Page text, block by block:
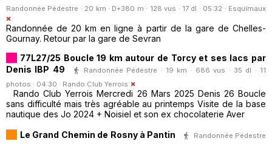
Randonnée Pédestre · 20 km · D+380 m · 128 vus · 17 dl · 05:32 · Esquimaux
Randonnée de 20 km en ligne à partir de la gare de Chelles-
Gournay. Retour par la gare de Sevran
77L27/25 Boucle 19 km autour de Torcy et ses lacs par
Denis IBP 49
Randonnée Pédestre · 19 km · 686 vus · 35 dl · 11
photos · 04:30 · Rando Club Yerrois
Rando Club Yerrois Mercredi 26 Mars 2025 Denis 26 Boucle
sans difficulté mais très agréable au printemps Visite de la base
nautique des Jo 2024 + Noisiel et son ex chocolaterie Aver
Le Grand Chemin de Rosny à Pantin
Randonnée Pédestre